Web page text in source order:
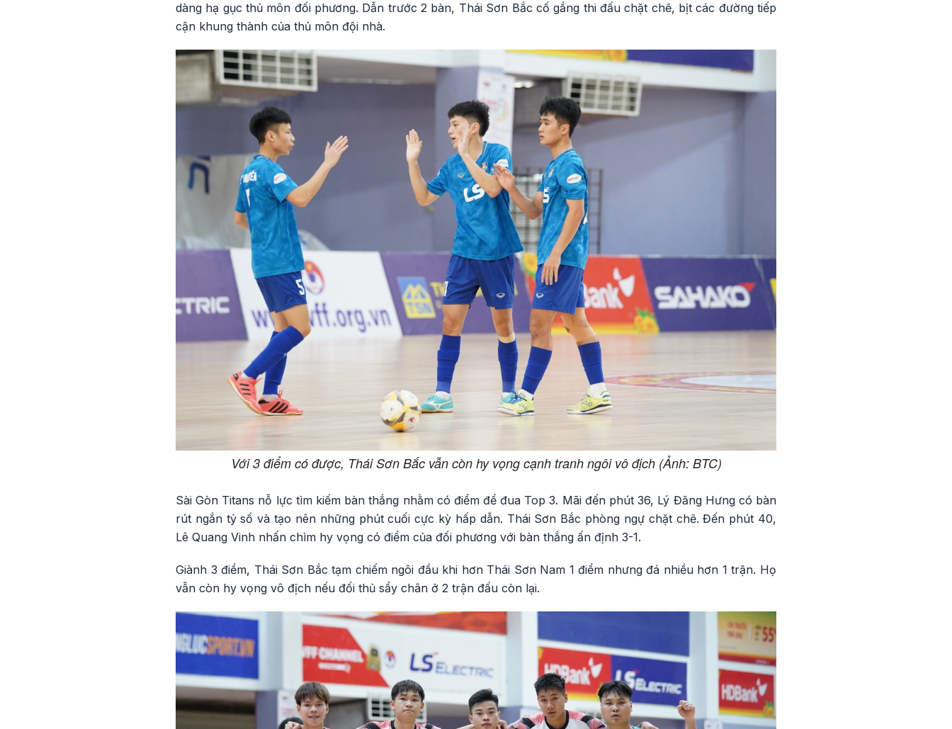
dàng hạ gục thủ môn đối phương. Dẫn trước 2 bàn, Thái Sơn Bắc cố gắng thi đấu chặt chẽ, bịt các đường tiếp
cận khung thành của thủ môn đội nhà.
Với 3 điểm có được, Thái Sơn Bắc vẫn còn hy vọng cạnh tranh ngôi vô địch (Ảnh: BTC)
Sài Gòn Titans nỗ lực tìm kiếm bàn thắng nhằm có điểm để đua Top 3. Mãi đến phút 36, Lý Đăng Hưng có bàn
rút ngắn tỷ số và tạo nên những phút cuối cực kỳ hấp dẫn. Thái Sơn Bắc phòng ngự chặt chẽ. Đến phút 40,
Lê Quang Vinh nhấn chìm hy vọng có điểm của đối phương với bàn thắng ấn định 3-1.
Giành 3 điểm, Thái Sơn Bắc tạm chiếm ngôi đầu khi hơn Thái Sơn Nam 1 điểm nhưng đá nhiều hơn 1 trận. Họ
vẫn còn hy vọng vô địch nếu đối thủ sẩy chân ở 2 trận đấu còn lại.